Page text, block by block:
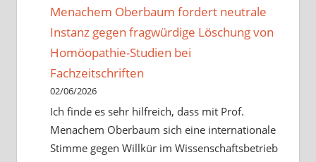
Menachem Oberbaum fordert neutrale
Instanz gegen fragwürdige Löschung von
Homöopathie-Studien bei
Fachzeitschriften
02/06/2026
Ich finde es sehr hilfreich, dass mit Prof.
Menachem Oberbaum sich eine internationale
Stimme gegen Willkür im Wissenschaftsbetrieb